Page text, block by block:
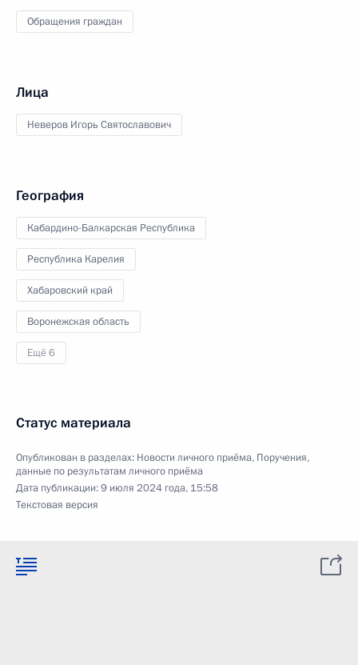
Обращения граждан
Лица
Неверов Игорь Святославович
География
Кабардино-Балкарская Республика
Республика Карелия
Хабаровский край
Воронежская область
Ещё 6
Статус материала
Опубликован в разделах: Новости личного приёма, Поручения,
данные по результатам личного приёма
Дата публикации:9 июля 2024 года, 15:58
Текстовая версия